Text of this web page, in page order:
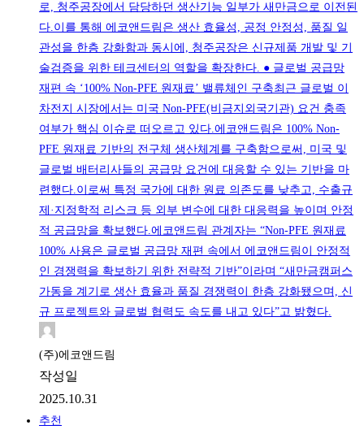
로, 청주공장에서 담당하던 생산기능 일부가 새만금으로 이전된
다.이를 통해 에코앤드림은 생산 효율성, 공정 안정성, 품질 일
관성을 한층 강화함과 동시에, 청주공장은 신규제품 개발 및 기
술검증을 위한 테크센터의 역할을 확장한다. ● 글로벌 공급망
재편 속 ‘100% Non-PFE 원재료’ 밸류체인 구축최근 글로벌 이
차전지 시장에서는 미국 Non-PFE(비금지외국기관) 요건 충족
여부가 핵심 이슈로 떠오르고 있다.에코앤드림은 100% Non-
PFE 원재료 기반의 전구체 생산체계를 구축함으로써, 미국 및
글로벌 배터리사들의 공급망 요건에 대응할 수 있는 기반을 마
련했다.이로써 특정 국가에 대한 원료 의존도를 낮추고, 수출규
제·지정학적 리스크 등 외부 변수에 대한 대응력을 높이며 안정
적 공급망을 확보했다.에코앤드림 관계자는 “Non-PFE 원재료
100% 사용은 글로벌 공급망 재편 속에서 에코앤드림이 안정적
인 경쟁력을 확보하기 위한 전략적 기반”이라며 “새만금캠퍼스
가동을 계기로 생산 효율과 품질 경쟁력이 한층 강화됐으며, 신
규 프로젝트와 글로벌 협력도 속도를 내고 있다”고 밝혔다.
(주)에코앤드림
작성일
2025.10.31
추천